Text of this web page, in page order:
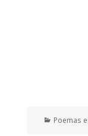
Poemas